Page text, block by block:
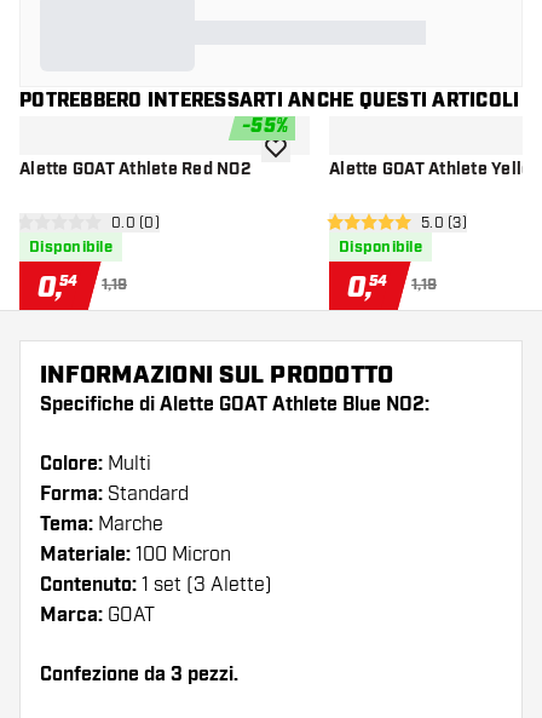
POTREBBERO INTERESSARTI ANCHE QUESTI ARTICOLI
-55%
Alette GOAT Athlete Red NO2
apri pannello recensioni
0 stelle di valutazione
0.0 (0)
Disponibile
0,54 1,19
aggiungi alla lista dei desideri
Alette GOAT Athlete
apri pannello
5 stelle di valutazione
5.0 (3)
Disponibile
0,54 1,19
INFORMAZIONI SUL PRODOTTO
Specifiche di Alette GOAT Athlete Blue NO2:
Colore: Multi
Forma: Standard
Tema: Marche
Materiale: 100 Micron
Contenuto: 1 set (3 Alette)
Marca: GOAT
Confezione da 3 pezzi.